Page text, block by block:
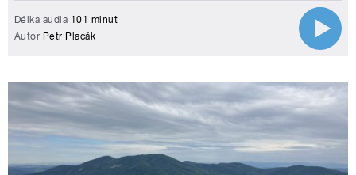
Délka audia 101 minut
Autor Petr Placák